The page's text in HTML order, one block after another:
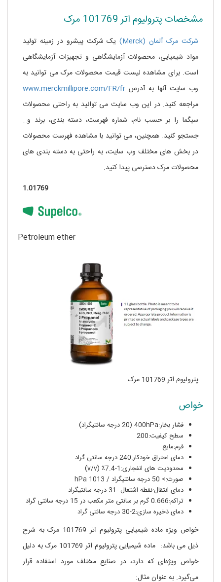
مشخصات پترولیوم اتر 101769 مرک
شرکت مرک آلمان (Merck)
یک شرکت پیشرو در زمینه تولید
مواد شیمیایی، محصولات آزمایشگاهی و تجهیزات آزمایشگاهی
است. برای مشاهده لیست قیمت محصولات مرک می توانید به
وب سایت آنها به آدرس www.merckmillipore.com/FR/fr
مراجعه کنید. در این وب سایت می توانید به راحتی محصولات
سیگما را بر حسب نام، شماره فهرست، دسته بندی، برند و…
جستجو کنید. همچنین، می توانید با مشاهده فهرست محصولات
در بخش های مختلف وب سایت، به راحتی به دسته بندی های
محصولات مرک دسترسی پیدا کنید.
1.01769
Petroleum ether
پترولیوم اتر 101769 مرک
خواص
فشار بخار:400hPa (20 درجه سانتیگراد)
سطح کیفیت:200
فرم:مایع
دمای احتراق خودکار:240 درجه سانتی گراد
محدودیت های انفجاری:1-7.4٪ (v/v)
صورت:> 50 درجه سانتیگراد / 1013 hPa
دمای انتقال:نقطه اشتعال -31 درجه سانتیگراد
تراکم:0.666 گرم بر سانتی متر مکعب در 15 درجه سانتی گراد
دمای ذخیره سازی:2-30 درجه سانتی گراد
خواص ویژه ماده شیمیایی پترولیوم اتر 101769 مرک به شرح
ذیل می باشد: ماده شیمیایی پترولیوم اتر 101769 مرک به دلیل
خواص ویژه‌ای که دارد، در صنایع مختلف مورد استفاده قرار
می‌گیرد. به عنوان مثال: